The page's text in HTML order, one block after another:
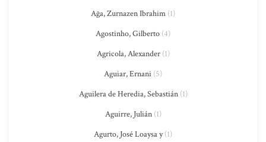
Ağa, Zurnazen Ibrahim (1)
Agostinho, Gilberto (4)
Agricola, Alexander(1)
Aguiar, Ernani (5)
Aguilera de Heredia, Sebastián(1)
Aguirre, Julián(1)
Agurto, José Loaysa y(1)